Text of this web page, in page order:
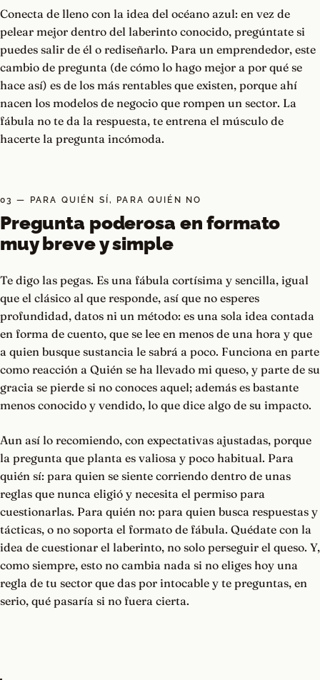
Conecta de lleno con la idea del océano azul: en vez de
pelear mejor dentro del laberinto conocido, pregúntate si
puedes salir de él o rediseñarlo. Para un emprendedor, este
cambio de pregunta (de cómo lo hago mejor a por qué se
hace así) es de los más rentables que existen, porque ahí
nacen los modelos de negocio que rompen un sector. La
fábula no te da la respuesta, te entrena el músculo de
hacerte la pregunta incómoda.
03 — PARA QUIÉN SÍ, PARA QUIÉN NO
Pregunta poderosa en formato
muy breve y simple
Te digo las pegas. Es una fábula cortísima y sencilla, igual
que el clásico al que responde, así que no esperes
profundidad, datos ni un método: es una sola idea contada
en forma de cuento, que se lee en menos de una hora y que
a quien busque sustancia le sabrá a poco. Funciona en parte
como reacción a Quién se ha llevado mi queso, y parte de su
gracia se pierde si no conoces aquel; además es bastante
menos conocido y vendido, lo que dice algo de su impacto.
Aun así lo recomiendo, con expectativas ajustadas, porque
la pregunta que planta es valiosa y poco habitual. Para
quién sí: para quien se siente corriendo dentro de unas
reglas que nunca eligió y necesita el permiso para
cuestionarlas. Para quién no: para quien busca respuestas y
tácticas, o no soporta el formato de fábula. Quédate con la
idea de cuestionar el laberinto, no solo perseguir el queso. Y,
como siempre, esto no cambia nada si no eliges hoy una
regla de tu sector que das por intocable y te preguntas, en
serio, qué pasaría si no fuera cierta.